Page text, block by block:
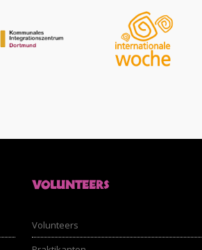
VOLUNTEERS
Volunteers